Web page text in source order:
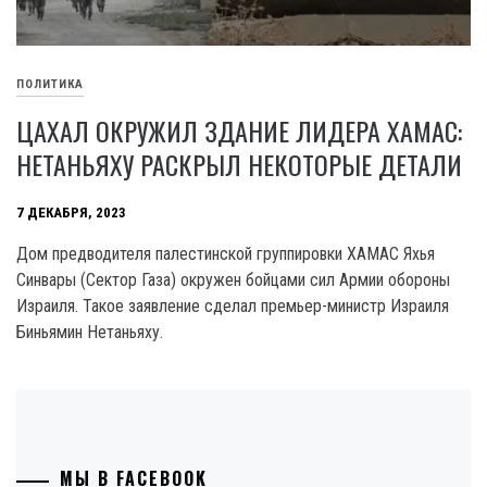
ПОЛИТИКА
ЦАХАЛ ОКРУЖИЛ ЗДАНИЕ ЛИДЕРА ХАМАС:
НЕТАНЬЯХУ РАСКРЫЛ НЕКОТОРЫЕ ДЕТАЛИ
7 ДЕКАБРЯ, 2023
Дом предводителя палестинской группировки XAMAC Яхья
Синвары (Сектор Газа) окружен бойцами сил Армии обороны
Израиля. Такое заявление сделал премьер-министр Израиля
Биньямин Нетаньяху.
МЫ В FACEBOOK